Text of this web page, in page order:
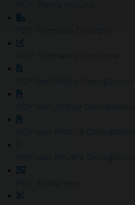
PDF Parola Koruma
PDF Formunu Düzleştir
PDF Formlarını Doldurma
PDF'den Metne Dönüştürücü
PDF'den JPG'ye Dönüştürücü
PDF'den PNG'ye Dönüştürücü
PDF'den EPUB'a Dönüştürücü
PDF Birleştirme